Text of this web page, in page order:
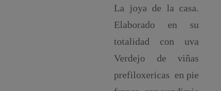
La joya de la casa.
Elaborado en su
totalidad con uva
Verdejo de viñas
prefiloxericas en pie